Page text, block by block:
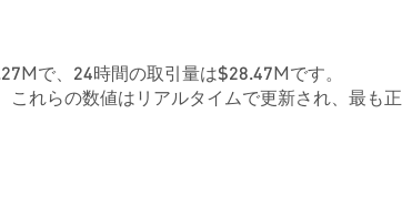
で、24時間の取引量は$28.47Mです。
れらの数値はリアルタイムで更新され、最も正